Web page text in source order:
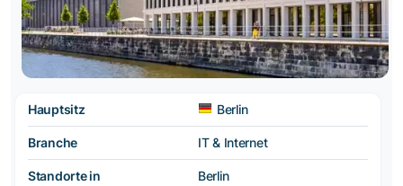
Hauptsitz Berlin
Branche IT & Internet
Standorte in Berlin